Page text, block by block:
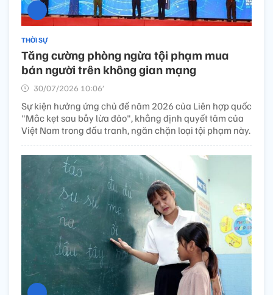
THỜI SỰ
Tăng cường phòng ngừa tội phạm mua
bán người trên không gian mạng
30/07/2026 10:06’
Sự kiện hưởng ứng chủ đề năm 2026 của Liên hợp quốc
"Mắc kẹt sau bẫy lừa đảo", khẳng định quyết tâm của
Việt Nam trong đấu tranh, ngăn chặn loại tội phạm này.